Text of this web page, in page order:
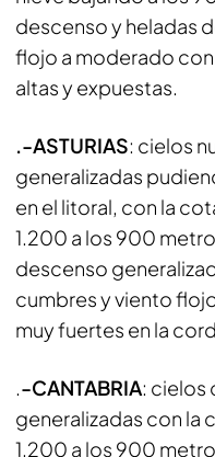
descenso y heladas
flojo a moderado con
altas y expuestas.
.-ASTURIAS: cielos
generalizadas
en el litoral, con la
1.200 a los 900
descenso
cumbres y viento
muy fuertes en la
.-CANTABRIA: cielos
generalizadas con la
1.200 a los 900